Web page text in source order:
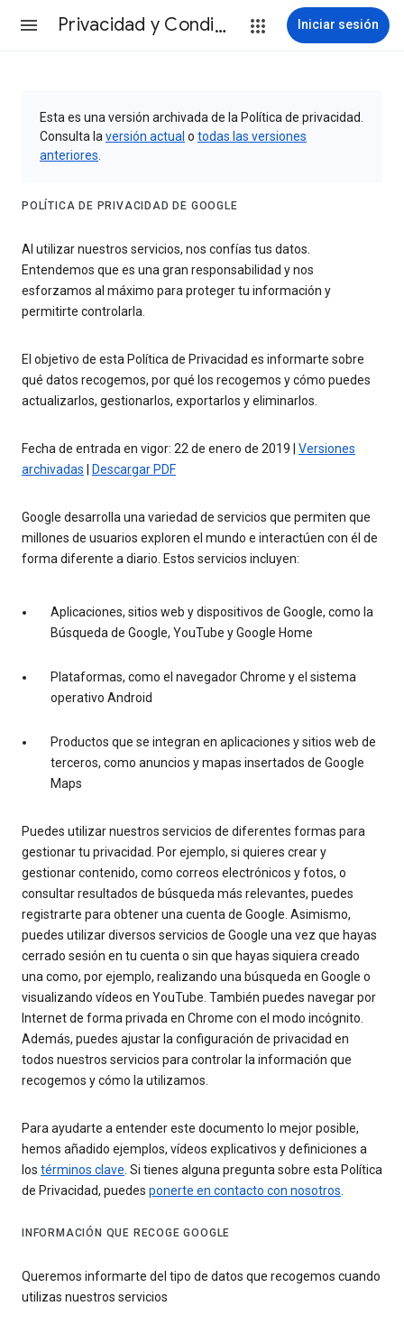
Privacidad y Condiciones Iniciar sesión
Esta es una versión archivada de la Política de privacidad.
Consulta la versión actual o todas las versiones
anteriores
POLÍTICA DE PRIVACIDAD DE GOOGLE
Al utilizar nuestros servicios, nos confías tus datos.
Entendemos que es una gran responsabilidad y nos
esforzamos al máximo para proteger tu información y
permitirte controlarla.
El objetivo de esta Política de Privacidad es informarte sobre
qué datos recogemos, por qué los recogemos y cómo puedes
actualizarlos, gestionarlos, exportarlos y eliminarlos.
Fecha de entrada en vigor: 22 de enero de 2019 | Versiones
archivadas
Descargar PDF
Google desarrolla una variedad de servicios que permiten que
millones de usuarios exploren el mundo e interactúen con él de
forma diferente a diario. Estos servicios incluyen:
Aplicaciones, sitios web y dispositivos de Google, como la
Búsqueda de Google, YouTube y Google Home
Plataformas, como el navegador Chrome y el sistema
operativo Android
Productos que se integran en aplicaciones y sitios web de
terceros, como anuncios y mapas insertados de Google
Maps
Puedes utilizar nuestros servicios de diferentes formas para
gestionar tu privacidad. Por ejemplo, si quieres crear y
gestionar contenido, como correos electrónicos y fotos, o
consultar resultados de búsqueda más relevantes, puedes
registrarte para obtener una cuenta de Google. Asimismo,
puedes utilizar diversos servicios de Google una vez que hayas
cerrado sesión en tu cuenta o sin que hayas siquiera creado
una como, por ejemplo, realizando una búsqueda en Google o
visualizando vídeos en YouTube. También puedes navegar por
Internet de forma privada en Chrome con el modo incógnito.
Además, puedes ajustar la configuración de privacidad en
todos nuestros servicios para controlar la información que
recogemos y cómo la utilizamos.
Para ayudarte a entender este documento lo mejor posible,
hemos añadido ejemplos, vídeos explicativos y definiciones a
los términos clave. Si tienes alguna pregunta sobre esta Política
de Privacidad, puedes ponerte en contacto con nosotros.
INFORMACIÓN QUE RECOGE GOOGLE
Queremos informarte del tipo de datos que recogemos cuando
utilizas nuestros servicios